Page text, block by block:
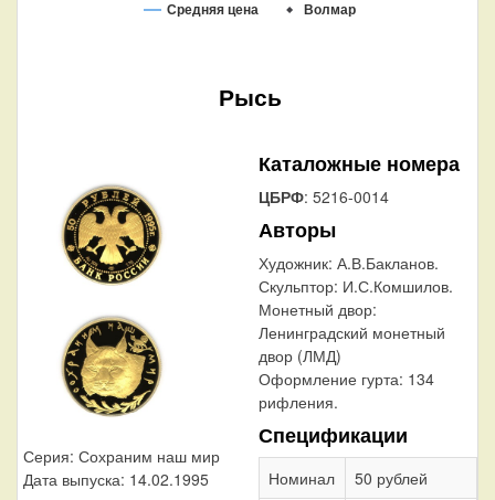
Средняя цена Волмар
Рысь
Серия: Сохраним наш мир
Дата выпуска: 14.02.1995
Каталожные номера
ЦБРФ: 5216-0014
Авторы
Художник: А.В.Бакланов.
Скульптор: И.С.Комшилов.
Монетный двор:
Ленинградский монетный
двор (ЛМД)
Оформление гурта: 134
рифления.
Спецификации
Номинал
50 рублей